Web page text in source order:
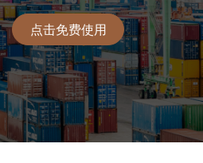
点击免费使用